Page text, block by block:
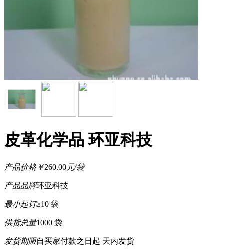
皮革化学品 环亚科技
产品价格￥260.00元/袋
产品品牌环亚科技
最小起订≥10 袋
供货总量1000 袋
发货期限自买家付款之日起 天内发货